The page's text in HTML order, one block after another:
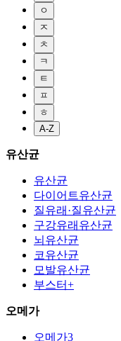
ㅇ
ㅈ
ㅊ
ㅋ
ㅌ
ㅍ
ㅎ
A-Z
유산균
유산균
다이어트유산균
질유래·질유산균
구강유래유산균
뇌유산균
코유산균
모발유산균
부스터+
오메가
오메가3